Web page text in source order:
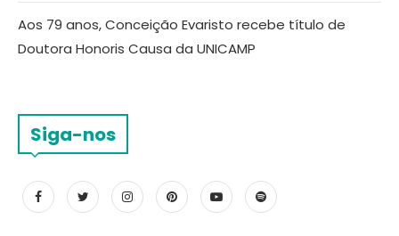
Aos 79 anos, Conceição Evaristo recebe título de
Doutora Honoris Causa da UNICAMP
Siga-nos